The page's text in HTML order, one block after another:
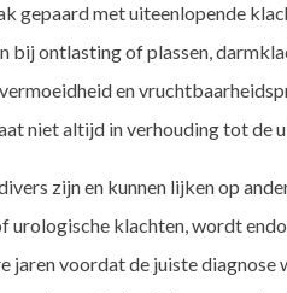
gepaard met uiteenlopende
bij ontlasting of plassen,
en
niet altijd in verhouding tot de
zijn en kunnen lijken op
urologische klachten, wordt
jaren voordat de juiste